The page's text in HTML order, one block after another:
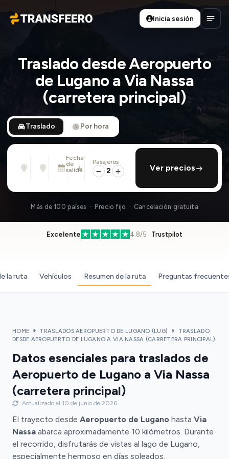
Transfeero
Inicia sesión
Abrir
Traslado desde Aeropuerto
de Lugano a Via Nassa
(carretera principal)
Traslado Por hora
Desde
Dirección, aeropuerto, hotel, ...
Hasta
Dirección, aeropuerto, hotel, ...
Fecha
de
salida
Dom., 9 Ago. · 01:45 PM
añadir regreso
Pasajeros
2 Ver precios
Más de 100 países · Precio fijo · Cancelación gratuita
Excelente 4.8/5 · Trustpilot
la ruta Vehículos Resumen de la ruta Preguntas
HOME TRASLADOS AEROPUERTO DE LUGANO (LUG)
TRASLADO
DESDE AEROPUERTO DE LUGANO A VIA NASSA (CARRETERA PRINCIPAL)
Datos esenciales para traslados de
Aeropuerto de Lugano a Via Nassa
(carretera principal)
Actualizado el 10 de junio de 2026
El trayecto desde Aeropuerto de Lugano hasta Via
Nassa abarca aproximadamente 10 kilómetros. Durante
el recorrido, disfrutarás de vistas al lago de Lugano,
especialmente hermoso en días soleados.